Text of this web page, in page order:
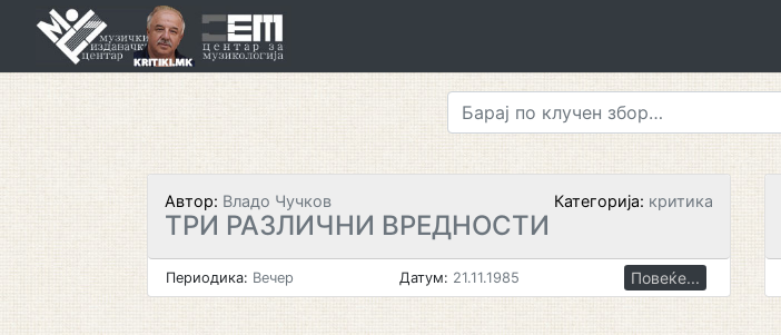
Автор: Владо Чучков Категорија: критика
ТРИ РАЗЛИЧНИ ВРЕДНОСТИ
Периодика: Вечер Датум: 21.11.1985 Повеќе...